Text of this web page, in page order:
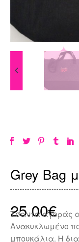
Grey Bag
25.00€
Τσάντα αγοράς
Ανακυκλωμένο
μπουκάλια. Η